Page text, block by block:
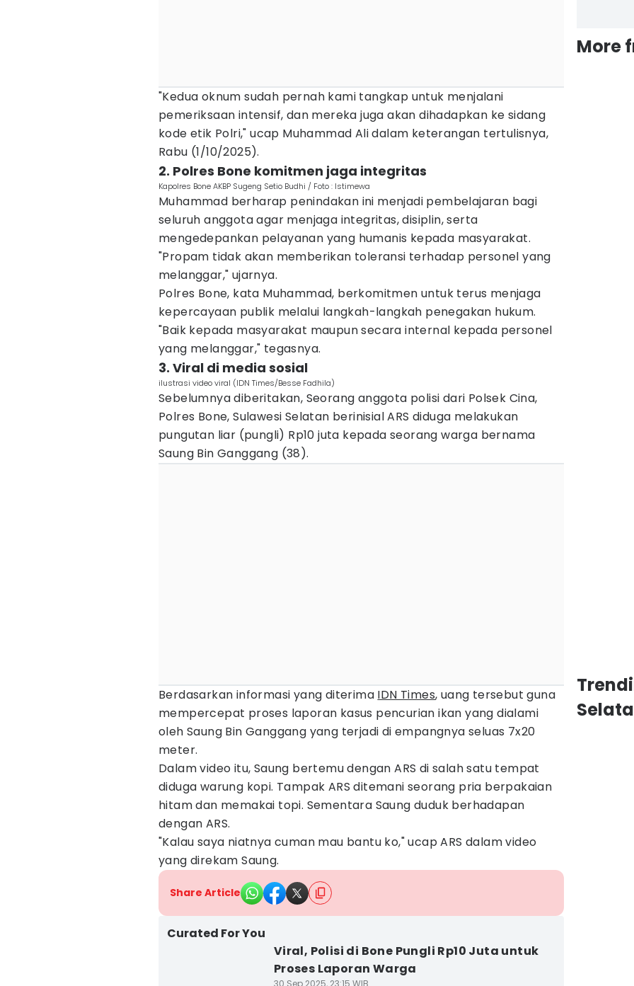
"Kedua oknum sudah pernah kami tangkap untuk menjalani
pemeriksaan intensif, dan mereka juga akan dihadapkan ke sidang
kode etik Polri," ucap Muhammad Ali dalam keterangan tertulisnya,
Rabu (1/10/2025).
2. Polres Bone komitmen jaga integritas
Kapolres Bone AKBP Sugeng Setio Budhi / Foto : Istimewa
Muhammad berharap penindakan ini menjadi pembelajaran bagi
seluruh anggota agar menjaga integritas, disiplin, serta
mengedepankan pelayanan yang humanis kepada masyarakat.
"Propam tidak akan memberikan toleransi terhadap personel yang
melanggar," ujarnya.
Polres Bone, kata Muhammad, berkomitmen untuk terus menjaga
kepercayaan publik melalui langkah-langkah penegakan hukum.
"Baik kepada masyarakat maupun secara internal kepada personel
yang melanggar," tegasnya.
3. Viral di media sosial
ilustrasi video viral (IDN Times/Besse Fadhila)
Sebelumnya diberitakan, Seorang anggota polisi dari Polsek Cina,
Polres Bone, Sulawesi Selatan berinisial ARS diduga melakukan
pungutan liar (pungli) Rp10 juta kepada seorang warga bernama
Saung Bin Ganggang (38).
Berdasarkan informasi yang diterima IDN Times, uang tersebut guna
mempercepat proses laporan kasus pencurian ikan yang dialami
oleh Saung Bin Ganggang yang terjadi di empangnya seluas 7x20
meter.
Dalam video itu, Saung bertemu dengan ARS di salah satu tempat
diduga warung kopi. Tampak ARS ditemani seorang pria berpakaian
hitam dan memakai topi. Sementara Saung duduk berhadapan
dengan ARS.
"Kalau saya niatnya cuman mau bantu ko," ucap ARS dalam video
yang direkam Saung.
Share Article
Curated For You
Viral, Polisi di Bone Pungli Rp10 Juta untuk
Proses Laporan Warga
30 Sep 2025, 23:15 WIB
More